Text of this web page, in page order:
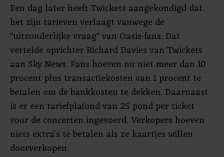
Een dag later heeft Twickets aangekondigd dat
het zijn tarieven verlaagt vanwege de
"uitzonderlijke vraag" van Oasis-fans. Dat
vertelde oprichter Richard Davies van Twickets
aan Sky News. Fans hoeven nu niet meer dan 10
procent plus transactiekosten van 1 procent te
betalen om de bankkosten te dekken. Daarnaast
is er een tariefplafond van 25 pond per ticket
voor de concerten ingevoerd. Verkopers hoeven
niets extra's te betalen als ze kaartjes willen
doorverkopen.